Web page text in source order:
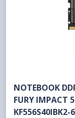
NOTEBOOK
FURY IMPACT
KF556S40IBK2-